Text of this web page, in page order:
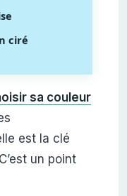
ciré
sa couleur
est la clé
un point